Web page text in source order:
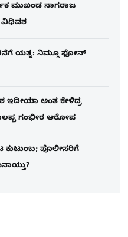
ಮುಖಂಡ ನಾಗರಾಜ
ವಿಧಿವಶ
ಯತ್ನ: ನಿಮ್ಗೂ ಫೋನ್​
ಅಂತ ಕೇಳಿದ್ರ
ಗಂಭೀರ ಆರೋಪ
ಪೊಲೀಸರಿಗೆ